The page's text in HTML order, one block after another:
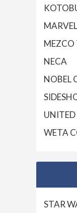
MARVEL
MEZCO
NECA
NOBEL
UNITED
WETA
STAR